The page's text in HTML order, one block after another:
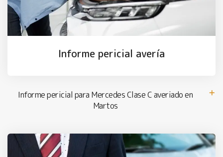
Informe pericial avería
Informe pericial para Mercedes Clase C averiado en
Martos